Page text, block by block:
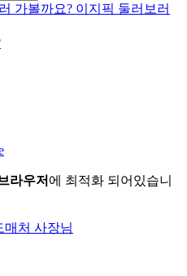
라우저 에 최적화 되어있습니
매처 사장님